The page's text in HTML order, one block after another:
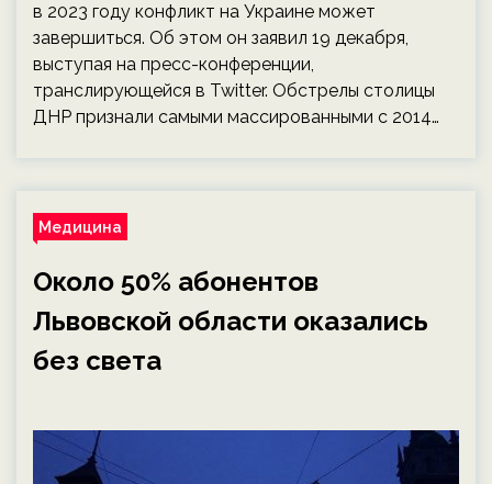
в 2023 году конфликт на Украине может
завершиться. Об этом он заявил 19 декабря,
выступая на пресс-конференции,
транслирующейся в Twitter. Обстрелы столицы
ДНР признали самыми массированными с 2014…
Медицина
Около 50% абонентов
Львовской области оказались
без света